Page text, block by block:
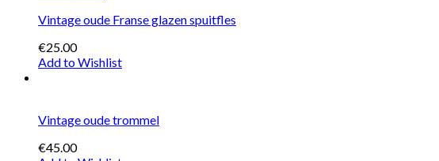
Vintage oude Franse glazen spuitfles
€25.00
Add to Wishlist
Vintage oude trommel
€45.00